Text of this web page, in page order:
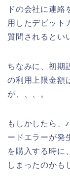
ドの会社に連絡
用したデビット
質問されるとい
ちなみに、初期
の利用上限金額
が、、、。
もしかしたら、
ードエラーが発
を購入する時に
しまったのかも